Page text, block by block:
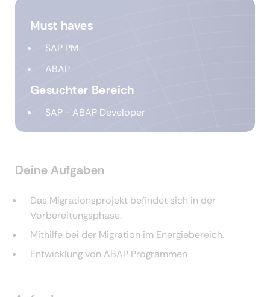
Must haves
SAP PM
ABAP
Gesuchter Bereich
SAP - ABAP Developer
Deine Aufgaben
Das Migrationsprojekt befindet sich in der
Vorbereitungsphase.
Mithilfe bei der Migration im Energiebereich.
Entwicklung von ABAP Programmen